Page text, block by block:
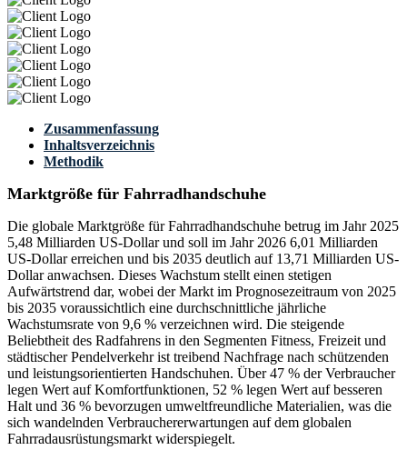
Zusammenfassung
Inhaltsverzeichnis
Methodik
Marktgröße für Fahrradhandschuhe
Die globale Marktgröße für Fahrradhandschuhe betrug im Jahr 2025
5,48 Milliarden US-Dollar und soll im Jahr 2026 6,01 Milliarden
US-Dollar erreichen und bis 2035 deutlich auf 13,71 Milliarden US-
Dollar anwachsen. Dieses Wachstum stellt einen stetigen
Aufwärtstrend dar, wobei der Markt im Prognosezeitraum von 2025
bis 2035 voraussichtlich eine durchschnittliche jährliche
Wachstumsrate von 9,6 % verzeichnen wird. Die steigende
Beliebtheit des Radfahrens in den Segmenten Fitness, Freizeit und
städtischer Pendelverkehr ist treibend Nachfrage nach schützenden
und leistungsorientierten Handschuhen. Über 47 % der Verbraucher
legen Wert auf Komfortfunktionen, 52 % legen Wert auf besseren
Halt und 36 % bevorzugen umweltfreundliche Materialien, was die
sich wandelnden Verbrauchererwartungen auf dem globalen
Fahrradausrüstungsmarkt widerspiegelt.